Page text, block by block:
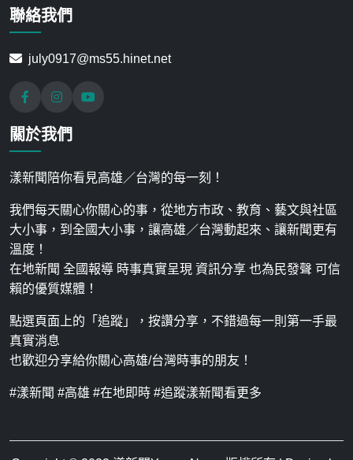
聯絡我們
july0917@ms55.hinet.net
關於我們
漾新聞陪你看見高雄／台灣的每一刻！
我們每天關心你關心的事，從地方市政、教育、藝文與社區
大小事，到全國大小事，讓高雄／台灣動起來、讓新聞更有
溫度！
在地新聞 全國報導 時事真實呈現 資訊分享 也為民發聲 可信
賴的優質媒體！
點選頁面上的「追蹤」，按讚分享，不錯過每一則第一手最
真實消息
也歡迎分享給你關心高雄/台灣時事的朋友！
#漾新聞 #高雄 #在地即時 #追蹤漾新聞看更多